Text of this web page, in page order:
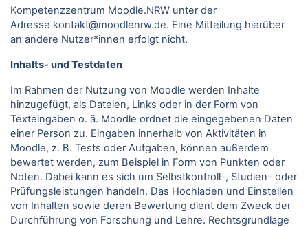
Kompetenzzentrum Moodle.NRW unter der
Adresse kontakt@moodlenrw.de. Eine Mitteilung hierüber
an andere Nutzer*innen erfolgt nicht.
Inhalts- und Testdaten
Im Rahmen der Nutzung von Moodle werden Inhalte
hinzugefügt, als Dateien, Links oder in der Form von
Texteingaben o. ä. Moodle ordnet die eingegebenen Daten
einer Person zu. Eingaben innerhalb von Aktivitäten in
Moodle, z. B. Tests oder Aufgaben, können außerdem
bewertet werden, zum Beispiel in Form von Punkten oder
Noten. Dabei kann es sich um Selbstkontroll-, Studien- oder
Prüfungsleistungen handeln. Das Hochladen und Einstellen
von Inhalten sowie deren Bewertung dient dem Zweck der
Durchführung von Forschung und Lehre. Rechtsgrundlage